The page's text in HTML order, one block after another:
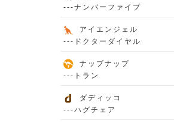
---ナンバーファイブ
アイエンジェル
---ドクターダイヤル
ナップナップ
---トラン
ダディッコ
---ハグチェア